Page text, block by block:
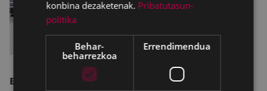
Erakustaldia.
konbina dezaketenak. Pribatutasun-
politika
Behar-
beharrezkoa
Errendimendua